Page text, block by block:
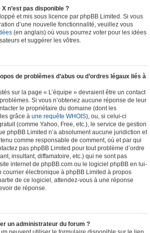
n’est pas disponible ?
et mis sous licence par phpBB Limited. Si vous
d’une nouvelle fonctionnalité, veuillez vous
(en anglais) où vous pourrez voter pour les idées
et suggérer les vôtres.
de problèmes d’abus ou d’ordres légaux liés à
sur la page « L’équipe » devraient être un contact
Si vous n’obtenez aucune réponse de leur
le propriétaire du domaine (dont les
grâce à une requête WHOIS), ou, si celui-ci
(comme Yahoo, Free, etc.), le service de gestion
phpBB Limited n’a absolument aucune juridiction et
comme responsable de comment, où et par qui
pas phpBB Limited pour tout problème d’ordre
insultant, diffamatoire, etc.) qui ne sont pas
internet de phpBB.com ou le logiciel phpBB en lui-
courrier électronique à phpBB Limited à propos
de ce logiciel, attendez-vous à une réponse
de réponse.
un administrateur du forum ?